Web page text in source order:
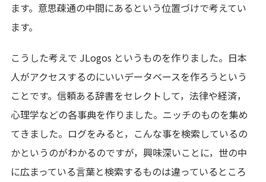
ます。意思疎通の中間にあるという位置づけで考えてい
ます。
こうした考えで JLogos というものを作りました。日本
人がアクセスするのにいいデータベースを作ろうという
ことです。信頼ある辞書をセレクトして，法律や経済，
心理学などの各事典を作りました。ニッチのものを集め
てきました。ログをみると，こんな事を検索しているの
かというのがわかるのですが，興味深いことに，世の中
に広まっている言葉と検索するものは違っているところ